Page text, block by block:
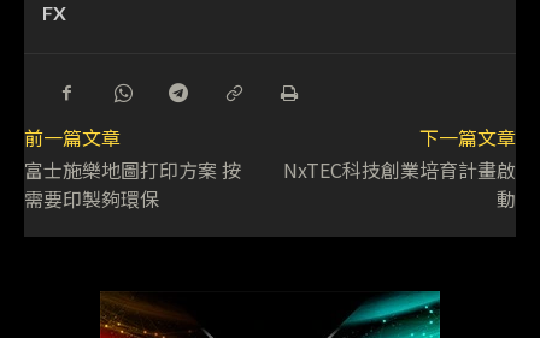
FX
前一篇文章
富士施樂地圖打印方案 按
需要印製夠環保
下一篇文章
NxTEC科技創業培育計畫啟
動